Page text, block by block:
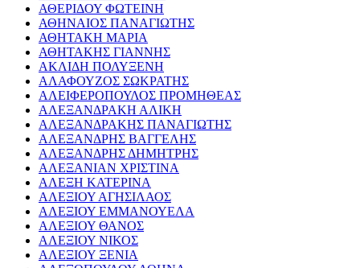
ΑΘΕΡΙΔΟΥ ΦΩΤΕΙΝΗ
ΑΘΗΝΑΙΟΣ ΠΑΝΑΓΙΩΤΗΣ
ΑΘΗΤΑΚΗ ΜΑΡΙΑ
ΑΘΗΤΑΚΗΣ ΓΙΑΝΝΗΣ
ΑΚΛΙΔΗ ΠΟΛΥΞΕΝΗ
ΑΛΑΦΟΥΖΟΣ ΣΩΚΡΑΤΗΣ
ΑΛΕΙΦΕΡΟΠΟΥΛΟΣ ΠΡΟΜΗΘΕΑΣ
ΑΛΕΞΑΝΔΡΑΚΗ ΑΛΙΚΗ
ΑΛΕΞΑΝΔΡΑΚΗΣ ΠΑΝΑΓΙΩΤΗΣ
ΑΛΕΞΑΝΔΡΗΣ ΒΑΓΓΕΛΗΣ
ΑΛΕΞΑΝΔΡΗΣ ΔΗΜΗΤΡΗΣ
ΑΛΕΞΑΝΙΑΝ ΧΡΙΣΤΙΝΑ
ΑΛΕΞΗ ΚΑΤΕΡΙΝΑ
ΑΛΕΞΙΟΥ ΑΓΗΣΙΛΑΟΣ
ΑΛΕΞΙΟΥ ΕΜΜΑΝΟΥΕΛΑ
ΑΛΕΞΙΟΥ ΘΑΝΟΣ
ΑΛΕΞΙΟΥ ΝΙΚΟΣ
ΑΛΕΞΙΟΥ ΞΕΝΙΑ